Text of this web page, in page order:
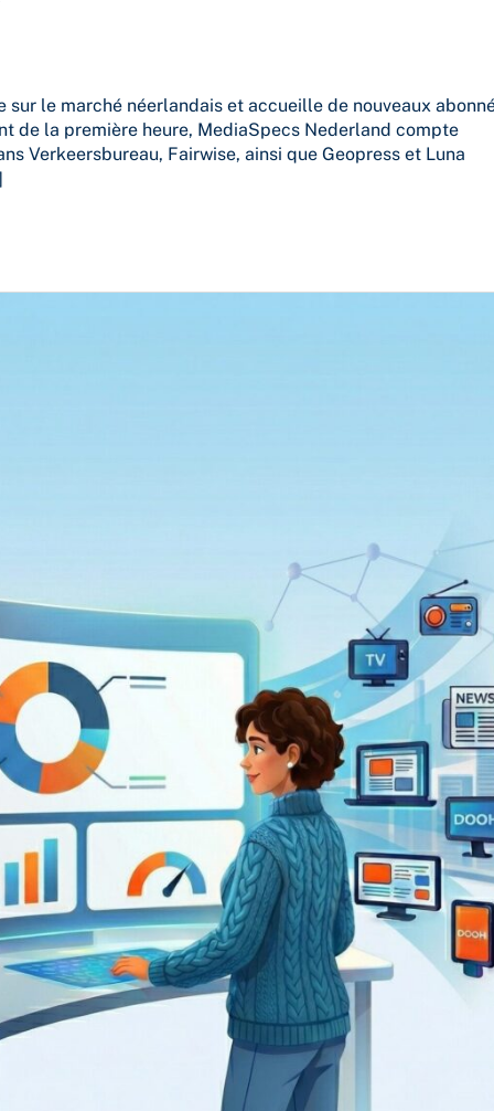
le marché néerlandais et accueille de nouveaux
de la première heure, MediaSpecs Nederland compte
Verkeersbureau, Fairwise, ainsi que Geopress et Luna